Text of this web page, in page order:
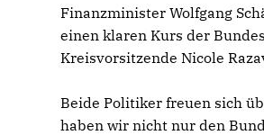
Finanzminister Wolfgang
einen klaren Kurs der
Kreisvorsitzende Nicole
Beide Politiker freuen sich
haben wir nicht nur den